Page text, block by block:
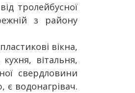
тролейбусної
з району
вікна,
вітальня,
свердловини
є водонагрівач.